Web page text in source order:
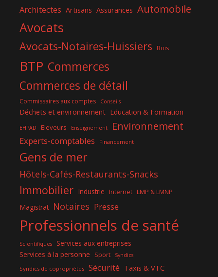
Architectes Artisans Assurances Automobile
Avocats
Avocats-Notaires-Huissiers Bois
BTP Commerces
Commerces de détail
Commissaires aux comptes Conseils
Déchets et environnement Education & Formation
EHPAD Eleveurs Enseignement Environnement
Experts-comptables Financement
Gens de mer
Hôtels-Cafés-Restaurants-Snacks
Immobilier Industrie Internet LMP & LMNP
Magistrat Notaires Presse
Professionnels de santé
Scientifiques
Services aux entreprises
Services à la personne
Sport Syndics
Syndics de copropriétés Sécurité Taxis & VTC